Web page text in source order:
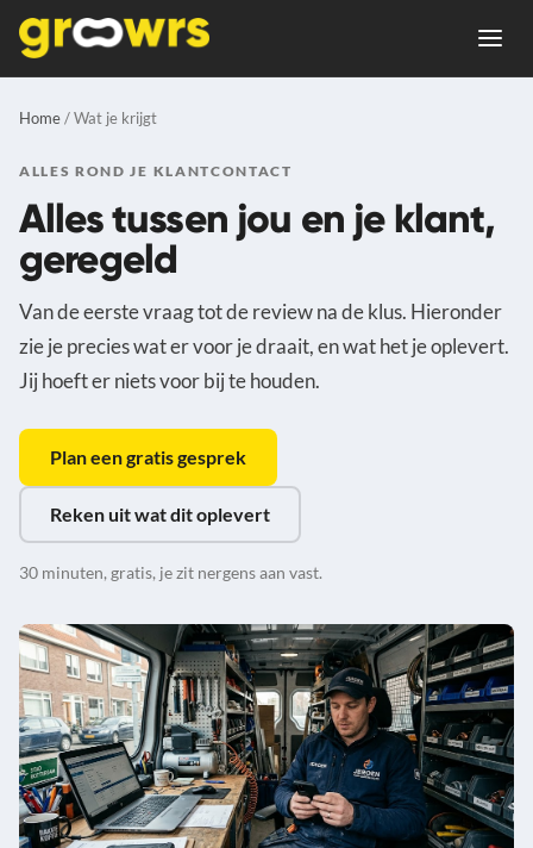
Home/ Wat je krijgt
ALLES ROND JE KLANTCONTACT
Alles tussen jou en je klant,
geregeld
Van de eerste vraag tot de review na de klus. Hieronder
zie je precies wat er voor je draait, en wat het je oplevert.
Jij hoeft er niets voor bij te houden.
Plan een gratis gesprek
Reken uit wat dit oplevert
30 minuten, gratis, je zit nergens aan vast.